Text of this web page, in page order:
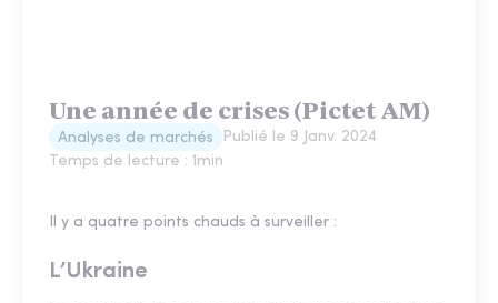
Une année de crises (Pictet AM)
Analyses de marchés Publié le 9 Janv. 2024
Temps de lecture : 1min
Il y a quatre points chauds à surveiller :
L’Ukraine